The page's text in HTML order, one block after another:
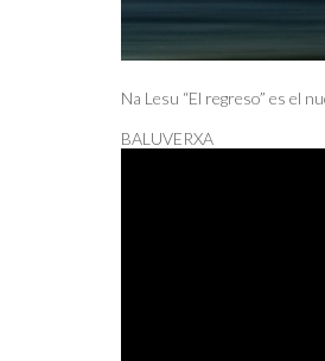
Na Lesu “El regreso” es el
BALUVERXA